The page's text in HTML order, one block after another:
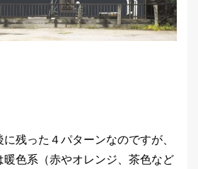
に残った４パターンなのですが、
暖色系（赤やオレンジ、茶色など